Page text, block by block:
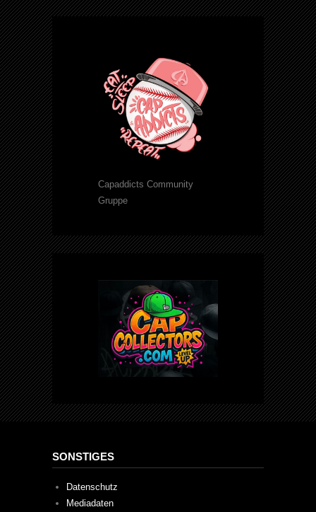
Capaddicts Community
Gruppe
SONSTIGES
Datenschutz
Mediadaten